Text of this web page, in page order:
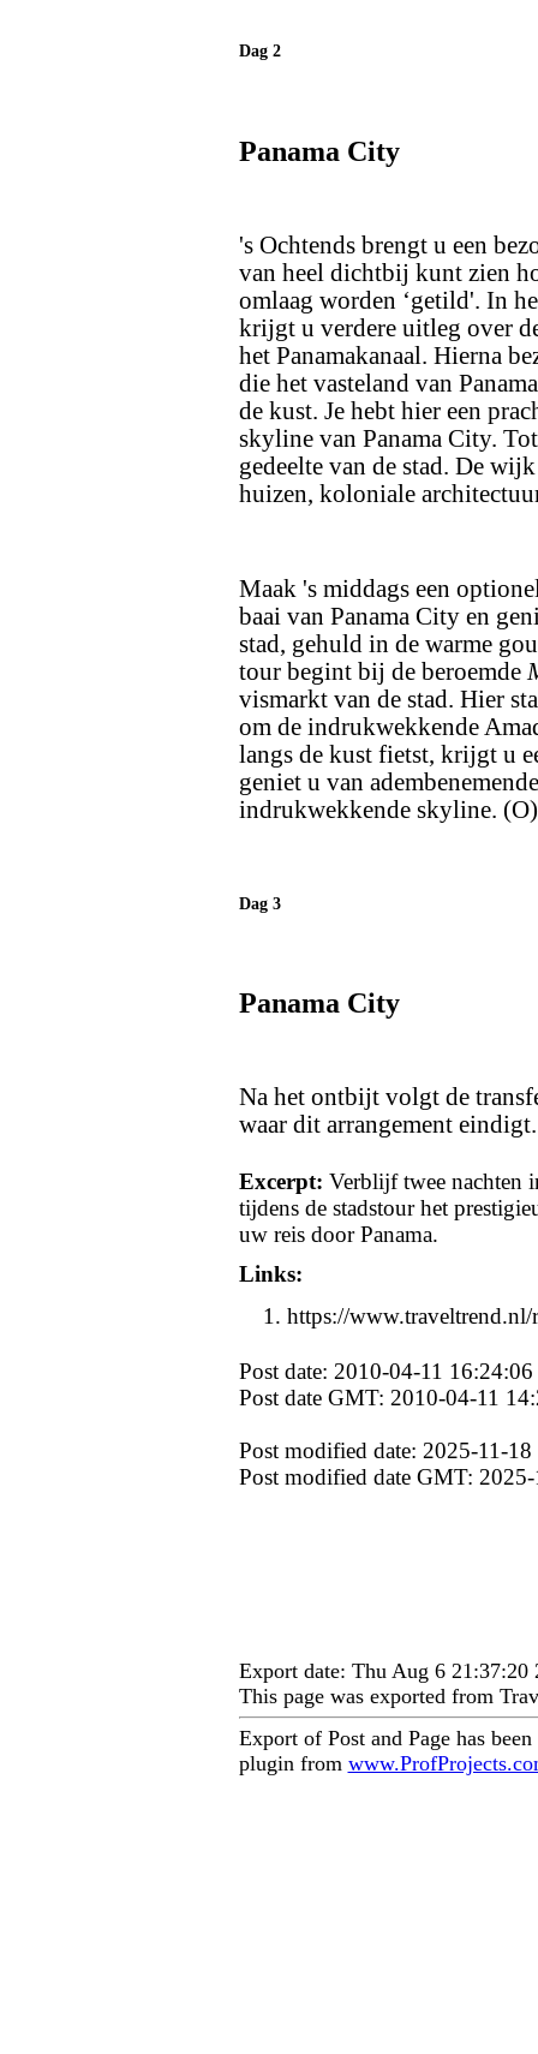
Dag 2
Panama City
's Ochtends brengt u een
van heel dichtbij kunt zien
omlaag worden ‘getild'. In
krijgt u verdere uitleg over
het Panamakanaal. Hierna
die het vasteland van
de kust. Je hebt hier een
skyline van Panama City.
gedeelte van de stad. De
huizen, koloniale
Maak 's middags een
baai van Panama City en
stad, gehuld in de warme
tour begint bij de beroemde
vismarkt van de stad. Hier
om de indrukwekkende
langs de kust fietst, krijgt u
geniet u van
indrukwekkende skyline. (O)
Dag 3
Panama City
Na het ontbijt volgt de
waar dit arrangement
Excerpt: Verblijf twee nachten
tijdens de stadstour het
uw reis door Panama.
Links:
https://www.traveltrend.nl/
Post date: 2010-04-11 16:24:06
Post date GMT: 2010-04-11
Post modified date: 2025-11-
Post modified date GMT:
Export date: Thu Aug 6
This page was exported from
Export of Post and Page has
plugin from